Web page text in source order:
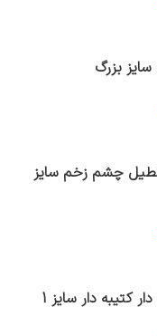
بزرگ
چشم زخم سایز
کتیبه دار سایز 1